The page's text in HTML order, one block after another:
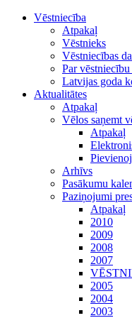
Vēstniecība
Atpakaļ
Vēstnieks
Vēstniecības
Par
Latvijas goda
Aktualitātes
Atpakaļ
Vēlos saņemt
Atpakaļ
Arhīvs
Pasākumu
Paziņojumi
Atpakaļ
2010
2009
2008
2007
2005
2004
2003